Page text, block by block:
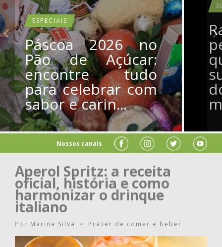
ESPECIAIS
Páscoa 2026 no
Pão de Açúcar:
encontre tudo
para celebrar com
sabor e carin...
Nossos canais
Aperol Spritz: a receita
oficial, história e como
harmonizar o drinque
italiano
Por Marina Silva • Prazer de comer e beber